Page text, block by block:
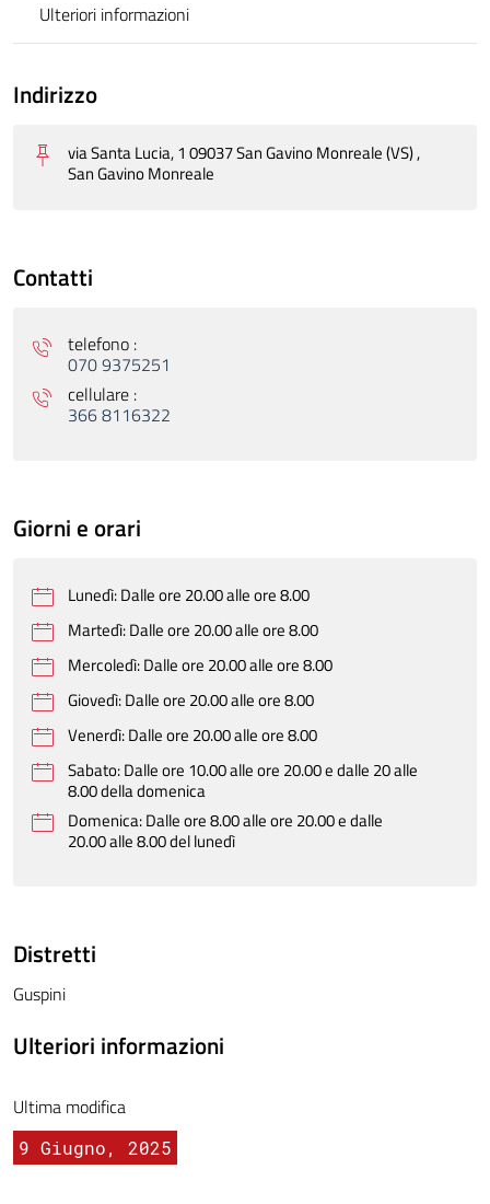
Ulteriori informazioni
Indirizzo
via Santa Lucia, 1 09037 San Gavino Monreale (VS) ,
San Gavino Monreale
Contatti
telefono :
070 9375251
cellulare :
366 8116322
Giorni e orari
Lunedì: Dalle ore 20.00 alle ore 8.00
Martedì: Dalle ore 20.00 alle ore 8.00
Mercoledì: Dalle ore 20.00 alle ore 8.00
Giovedì: Dalle ore 20.00 alle ore 8.00
Venerdì: Dalle ore 20.00 alle ore 8.00
Sabato: Dalle ore 10.00 alle ore 20.00 e dalle 20 alle
8.00 della domenica
Domenica: Dalle ore 8.00 alle ore 20.00 e dalle
20.00 alle 8.00 del lunedì
Distretti
Guspini
Ulteriori informazioni
Ultima modifica
9 Giugno, 2025